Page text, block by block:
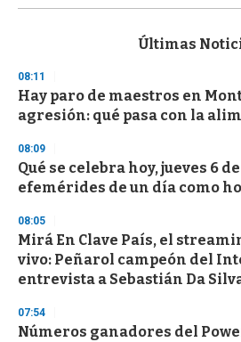
s
d
s
o
f
3
s
c
n
d
Últimas
08:11
Hay paro de maestros en
agresión: qué pasa con la
08:09
Qué se celebra hoy, jueves 6
efemérides de un día como
08:05
Mirá En Clave País, el
vivo: Peñarol campeón del
entrevista a Sebastián Da
07:54
Números ganadores del